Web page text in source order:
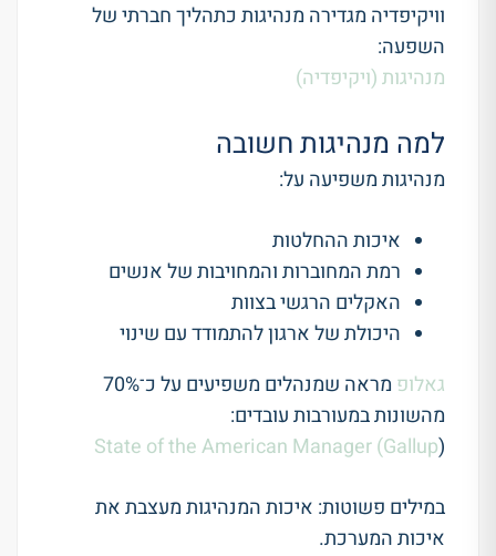
וויקיפדיה מגדירה מנהיגות כתהליך חברתי של
השפעה:
מנהיגות (ויקיפדיה)
למה מנהיגות חשובה
מנהיגות משפיעה על:
איכות ההחלטות
רמת המחוברות והמחויבות של אנשים
האקלים הרגשי בצוות
היכולת של ארגון להתמודד עם שינוי
גאלופ
מראה שמנהלים משפיעים על כ־70%
מהשונות במעורבות עובדים:
State of the American Manager (Gallup)
במילים פשוטות: איכות המנהיגות מעצבת את
איכות המערכת.